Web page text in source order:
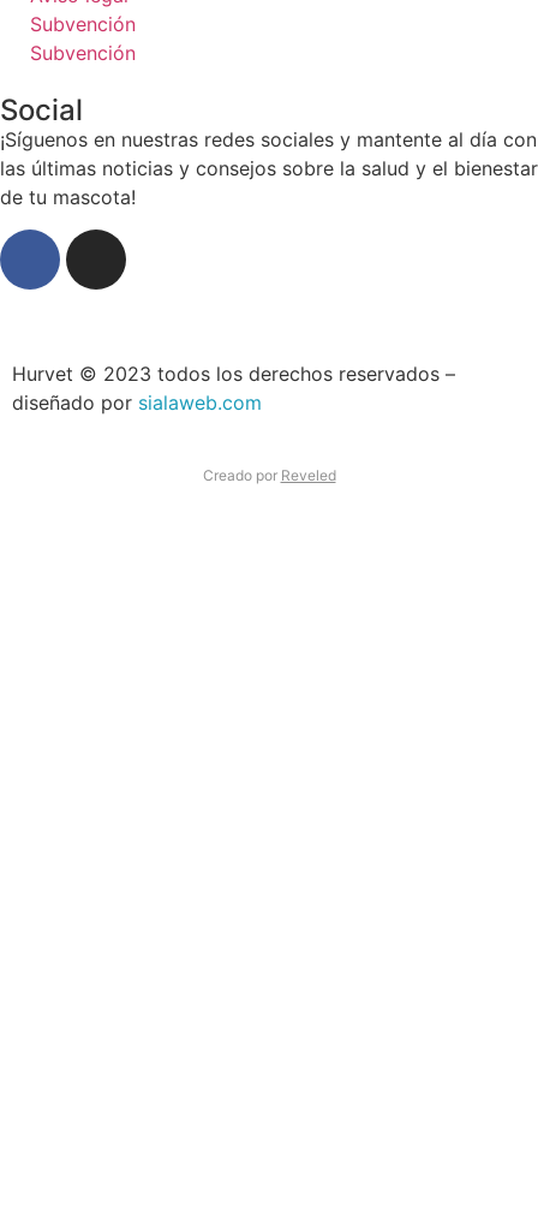
Subvención
Subvención
Social
¡Síguenos en nuestras redes sociales y mantente al día con
las últimas noticias y consejos sobre la salud y el bienestar
de tu mascota!
Hurvet © 2023 todos los derechos reservados –
diseñado por sialaweb.com
Creado por Reveled